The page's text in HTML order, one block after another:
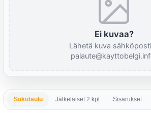
Ei kuvaa?
Lähetä kuva
Sukutaulu Jälkeläiset 2 kpl Sisarukset